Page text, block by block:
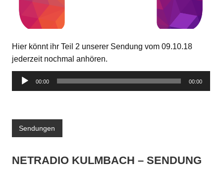
Hier könnt ihr Teil 2 unserer Sendung vom 09.10.18
jederzeit nochmal anhören.
Audio-
Player
00:00 00:00
Sendungen
NETRADIO KULMBACH – SENDUNG